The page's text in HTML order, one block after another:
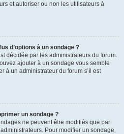
et autoriser ou non les utilisateurs à
d’options à un sondage ?
décidée par les administrateurs du forum.
ajouter à un sondage vous semble
à un administrateur du forum s’il est
un sondage ?
ne peuvent être modifiés que par
Pour modifier un sondage,